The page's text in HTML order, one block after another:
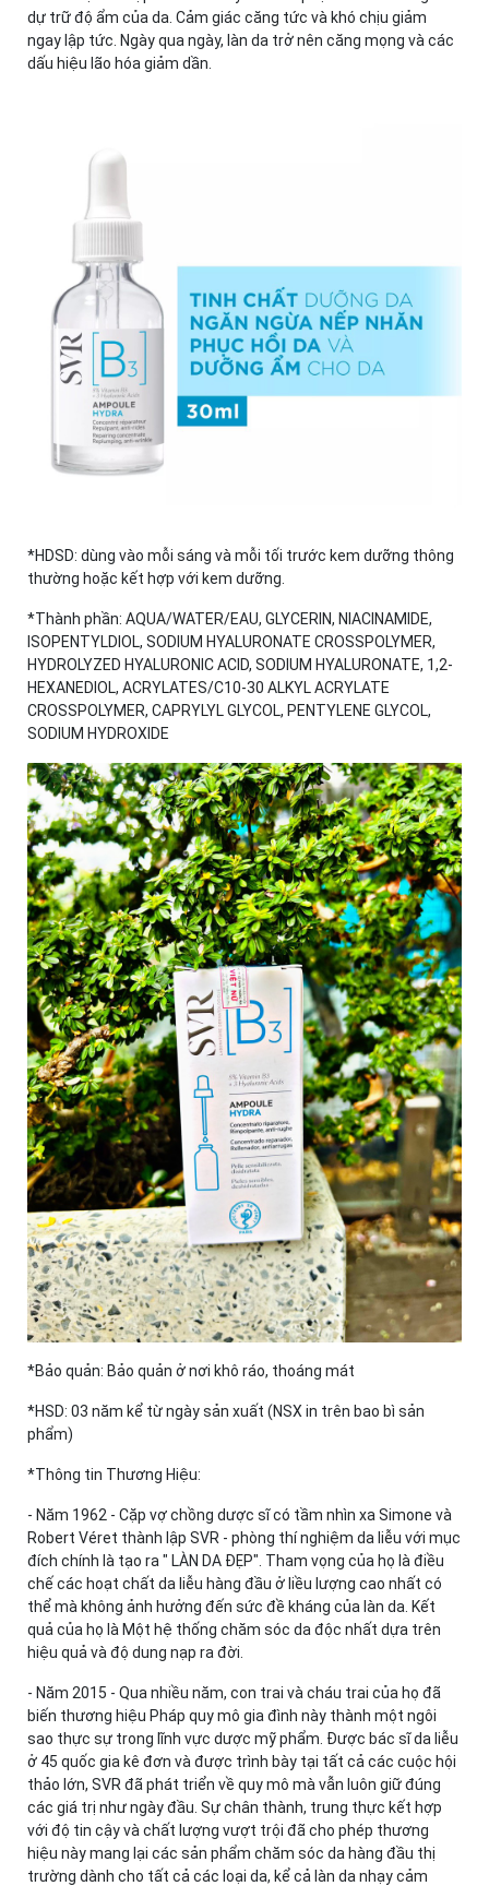
dự trữ độ ẩm của da. Cảm giác căng tức và khó chịu giảm
ngay lập tức. Ngày qua ngày, làn da trở nên căng mọng và các
dấu hiệu lão hóa giảm dần.
*HDSD: dùng vào mỗi sáng và mỗi tối trước kem dưỡng thông
thường hoặc kết hợp với kem dưỡng.
*Thành phần: AQUA/WATER/EAU, GLYCERIN, NIACINAMIDE,
ISOPENTYLDIOL, SODIUM HYALURONATE CROSSPOLYMER,
HYDROLYZED HYALURONIC ACID, SODIUM HYALURONATE, 1,2-
HEXANEDIOL, ACRYLATES/C10-30 ALKYL ACRYLATE
CROSSPOLYMER, CAPRYLYL GLYCOL, PENTYLENE GLYCOL,
SODIUM HYDROXIDE
*Bảo quản: Bảo quản ở nơi khô ráo, thoáng mát
*HSD: 03 năm kể từ ngày sản xuất (NSX in trên bao bì sản
phẩm)
*Thông tin Thương Hiệu:
- Năm 1962 - Cặp vợ chồng dược sĩ có tầm nhìn xa Simone và
Robert Véret thành lập SVR - phòng thí nghiệm da liễu với mục
đích chính là tạo ra " LÀN DA ĐẸP". Tham vọng của họ là điều
chế các hoạt chất da liễu hàng đầu ở liều lượng cao nhất có
thể mà không ảnh hưởng đến sức đề kháng của làn da. Kết
quả của họ là Một hệ thống chăm sóc da độc nhất dựa trên
hiệu quả và độ dung nạp ra đời.
- Năm 2015 - Qua nhiều năm, con trai và cháu trai của họ đã
biến thương hiệu Pháp quy mô gia đình này thành một ngôi
sao thực sự trong lĩnh vực dược mỹ phẩm. Được bác sĩ da liễu
ở 45 quốc gia kê đơn và được trình bày tại tất cả các cuộc hội
thảo lớn, SVR đã phát triển về quy mô mà vẫn luôn giữ đúng
các giá trị như ngày đầu. Sự chân thành, trung thực kết hợp
với độ tin cậy và chất lượng vượt trội đã cho phép thương
hiệu này mang lại các sản phẩm chăm sóc da hàng đầu thị
trường dành cho tất cả các loại da, kể cả làn da nhạy cảm